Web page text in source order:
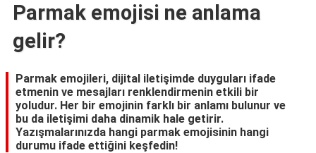
Parmak emojisi ne anlama
gelir?
Parmak emojileri, dijital iletişimde duyguları ifade
etmenin ve mesajları renklendirmenin etkili bir
yoludur. Her bir emojinin farklı bir anlamı bulunur ve
bu da iletişimi daha dinamik hale getirir.
Yazışmalarınızda hangi parmak emojisinin hangi
durumu ifade ettiğini keşfedin!